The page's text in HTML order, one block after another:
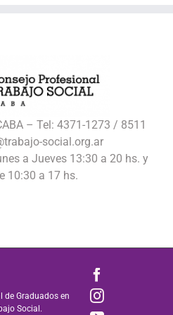
– Tel: 4371-1273 / 8511
social.org.ar
a Jueves 13:30 a 20 hs. y
10:30 a 17 hs.
de Graduados en
Social.
Instagram